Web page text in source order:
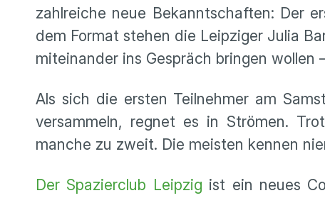
zahlreiche neue Bekanntschaften: Der
dem Format stehen die Leipziger Julia
miteinander ins Gespräch bringen wollen
Als sich die ersten Teilnehmer am
versammeln, regnet es in Strömen.
manche zu zweit. Die meisten kennen
Der Spazierclub Leipzig ist ein neues